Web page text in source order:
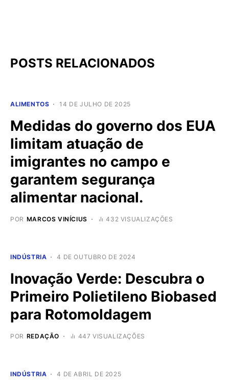
POSTS RELACIONADOS
ALIMENTOS 14 DE JULHO DE 2025
Medidas do governo dos EUA
limitam atuação de
imigrantes no campo e
garantem segurança
alimentar nacional.
POR MARCOS VINÍCIUS 432 VISUALIZAÇÕES
INDÚSTRIA 4 DE OUTUBRO DE 2024
Inovação Verde: Descubra o
Primeiro Polietileno Biobased
para Rotomoldagem
POR REDAÇÃO 447 VISUALIZAÇÕES
INDÚSTRIA 4 DE ABRIL DE 2025